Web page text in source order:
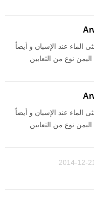
الماء عند الإسبان و أيضاً
نوع من الثعابين
الماء عند الإسبان و أيضاً
نوع من الثعابين